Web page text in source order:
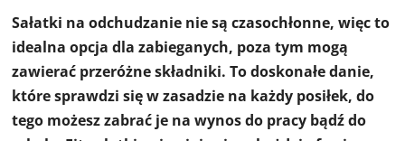
Sałatki na odchudzanie nie są czasochłonne, więc to
idealna opcja dla zabieganych, poza tym mogą
zawierać przeróżne składniki. To doskonałe danie,
które sprawdzi się w zasadzie na każdy posiłek, do
tego możesz zabrać je na wynos do pracy bądź do